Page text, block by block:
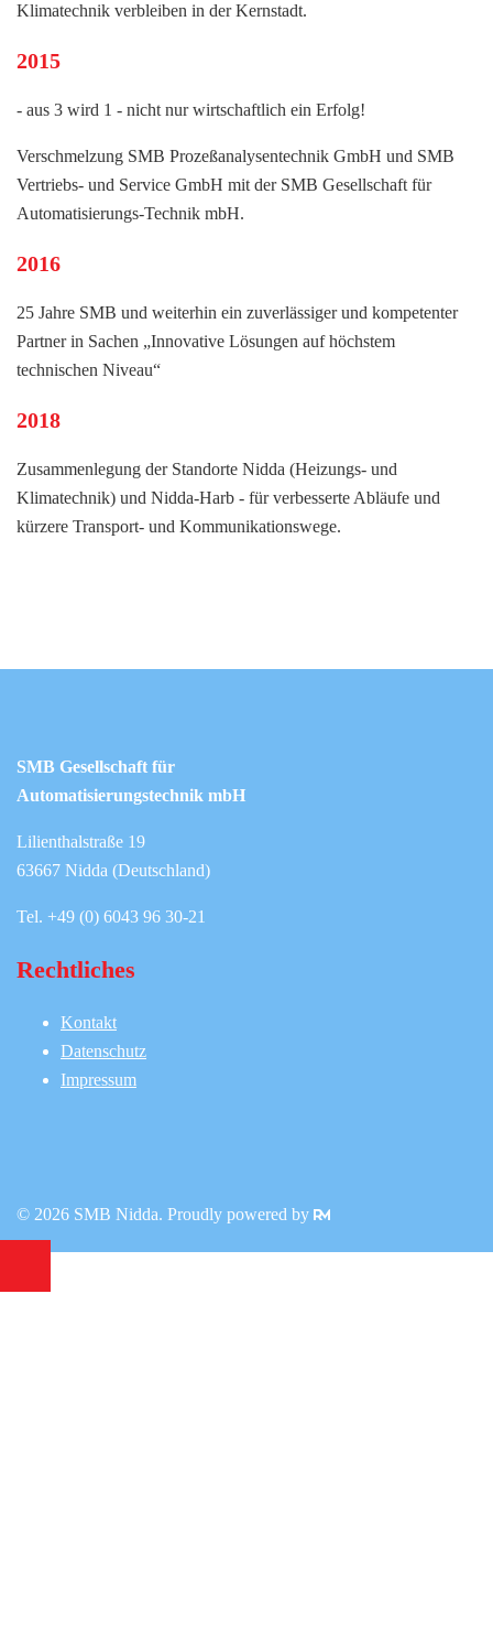
Klimatechnik verbleiben in der Kernstadt.
2015
- aus 3 wird 1 - nicht nur wirtschaftlich ein Erfolg!
Verschmelzung SMB Prozeßanalysentechnik GmbH und SMB
Vertriebs- und Service GmbH mit der SMB Gesellschaft für
Automatisierungs-Technik mbH.
2016
25 Jahre SMB und weiterhin ein zuverlässiger und kompetenter
Partner in Sachen „Innovative Lösungen auf höchstem
technischen Niveau“
2018
Zusammenlegung der Standorte Nidda (Heizungs- und
Klimatechnik) und Nidda-Harb - für verbesserte Abläufe und
kürzere Transport- und Kommunikationswege.
SMB Gesellschaft für
Automatisierungstechnik mbH
Lilienthalstraße 19
63667 Nidda (Deutschland)
Tel. +49 (0) 6043 96 30-21
Rechtliches
Kontakt
Datenschutz
Impressum
© 2026 SMB Nidda. Proudly powered by